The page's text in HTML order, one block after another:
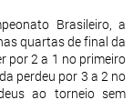
Brasileiro, a
quartas de final da
por 2 a 1 no primeiro
perdeu por 3 a 2 no
ao torneio sem